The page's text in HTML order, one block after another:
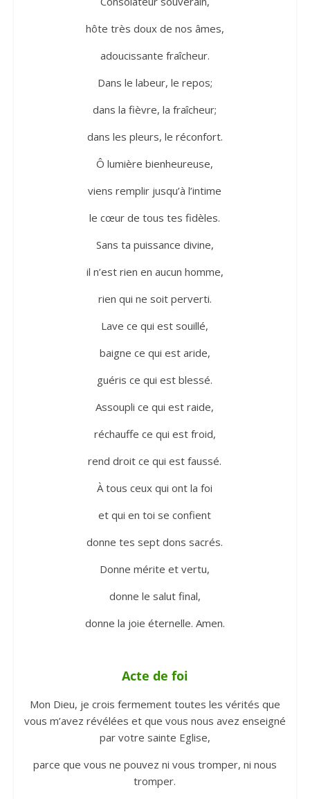
hôte très doux de nos âmes,
adoucissante fraîcheur.
Dans le labeur, le repos;
dans la fièvre, la fraîcheur;
dans les pleurs, le réconfort.
Ô lumière bienheureuse,
viens remplir jusqu’à l’intime
le cœur de tous tes fidèles.
Sans ta puissance divine,
il n’est rien en aucun homme,
rien qui ne soit perverti.
Lave ce qui est souillé,
baigne ce qui est aride,
guéris ce qui est blessé.
Assoupli ce qui est raide,
réchauffe ce qui est froid,
rend droit ce qui est faussé.
À tous ceux qui ont la foi
et qui en toi se confient
donne tes sept dons sacrés.
Donne mérite et vertu,
donne le salut final,
donne la joie éternelle. Amen.
Acte de foi
Mon Dieu, je crois fermement toutes les vérités que
vous m’avez révélées et que vous nous avez enseigné
par votre sainte Eglise,
parce que vous ne pouvez ni vous tromper, ni nous
tromper.